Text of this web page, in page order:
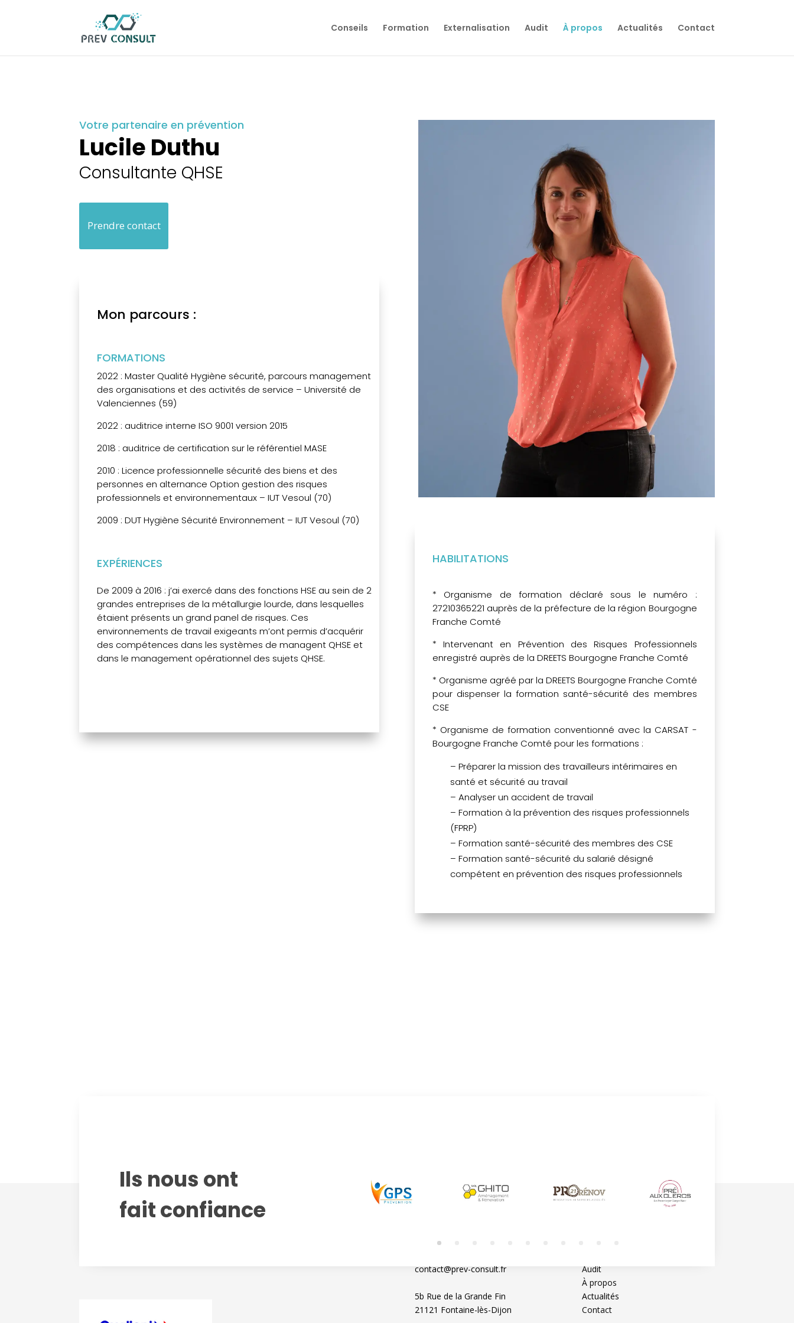
Conseils Formation Externalisation Audit À propos Actualités Contact
Votre partenaire en prévention
Lucile Duthu
Consultante QHSE
Prendre contact
Mon parcours :
FORMATIONS
2022 : Master Qualité Hygiène sécurité, parcours management
des organisations et des activités de service – Université de
Valenciennes (59)
2022 : auditrice interne ISO 9001 version 2015
2018 : auditrice de certification sur le référentiel MASE
2010 : Licence professionnelle sécurité des biens et des
personnes en alternance Option gestion des risques
professionnels et environnementaux – IUT Vesoul (70)
2009 : DUT Hygiène Sécurité Environnement – IUT Vesoul (70)
EXPÉRIENCES
De 2009 à 2016 : j’ai exercé dans des fonctions HSE au sein de 2
grandes entreprises de la métallurgie lourde, dans lesquelles
étaient présents un grand panel de risques. Ces
environnements de travail exigeants m’ont permis d’acquérir
des compétences dans les systèmes de managent QHSE et
dans le management opérationnel des sujets QHSE.
HABILITATIONS
* Organisme de formation déclaré sous le numéro :
27210365221 auprès de la préfecture de la région Bourgogne
Franche Comté
* Intervenant en Prévention des Risques Professionnels
enregistré auprès de la DREETS Bourgogne Franche Comté
* Organisme agréé par la DREETS Bourgogne Franche Comté
pour dispenser la formation santé-sécurité des membres
CSE
* Organisme de formation conventionné avec la CARSAT -
Bourgogne Franche Comté pour les formations :
– Préparer la mission des travailleurs intérimaires en
santé et sécurité au travail
– Analyser un accident de travail
– Formation à la prévention des risques professionnels
(FPRP)
– Formation santé-sécurité des membres des CSE
– Formation santé-sécurité du salarié désigné
compétent en prévention des risques professionnels
Ils nous ont
fait confiance
contact@prev-consult.fr
5b Rue de la Grande Fin
21121 Fontaine-lès-Dijon
Audit
À propos
Actualités
Contact